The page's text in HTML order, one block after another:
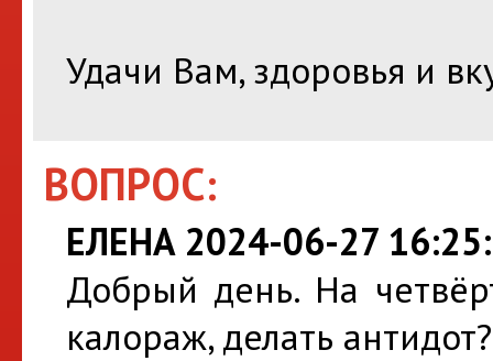
Удачи Вам, здоровья и
ВОПРОС:
ЕЛЕНА 2024-06-27
Добрый день. На
калораж, делать антидот?